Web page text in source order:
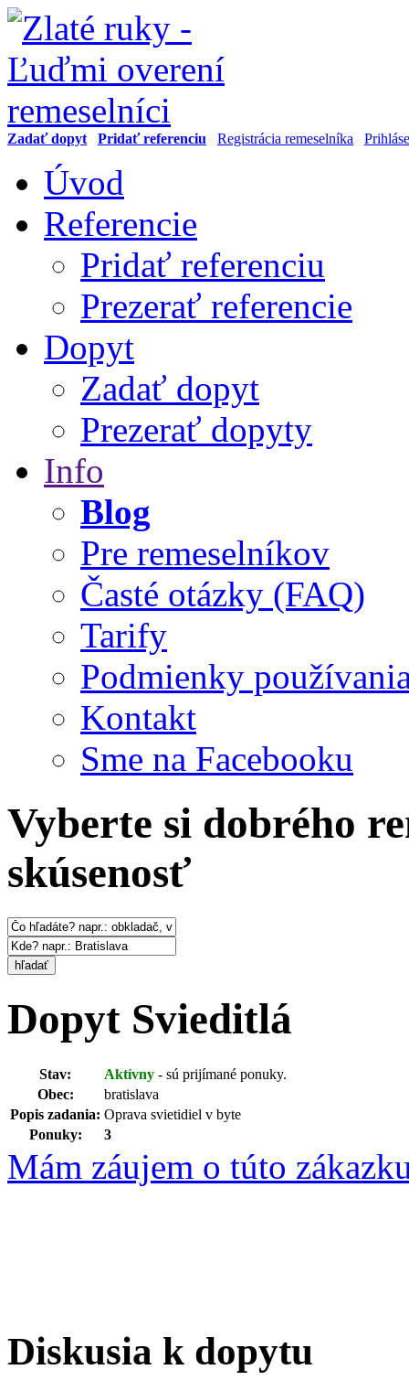
Zadať dopyt Pridať referenciu Registrácia remeselníka
Úvod
Referencie
Pridať referenciu
Prezerať referencie
Dopyt
Zadať dopyt
Prezerať dopyty
Info
Blog
Pre remeselníkov
Časté otázky (FAQ)
Tarify
Podmienky
Kontakt
Sme na Facebooku
Vyberte si dobrého
skúsenosť
hľadať
Dopyt Svieditlá
Stav: Aktívny - sú prijímané ponuky.
Obec:
bratislava
Popis zadania: Oprava svietidiel v byte
Ponuky:
3
Mám záujem o túto
Diskusia k dopytu